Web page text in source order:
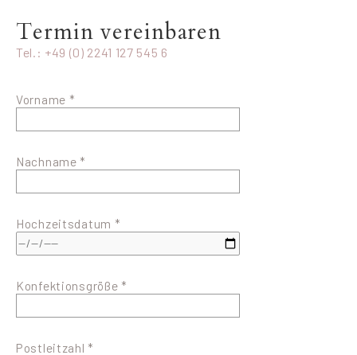
Termin vereinbaren
Tel.: +49 (0) 2241 127 545 6
Vorname *
Nachname *
Hochzeitsdatum *
Konfektionsgröße *
Postleitzahl *